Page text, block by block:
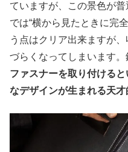
ていますが、この景色が
では“横から見たときに完
う点はクリア出来ますが
づらくなってしまいます。
ファスナーを取り付ける
なデザインが生まれる天才